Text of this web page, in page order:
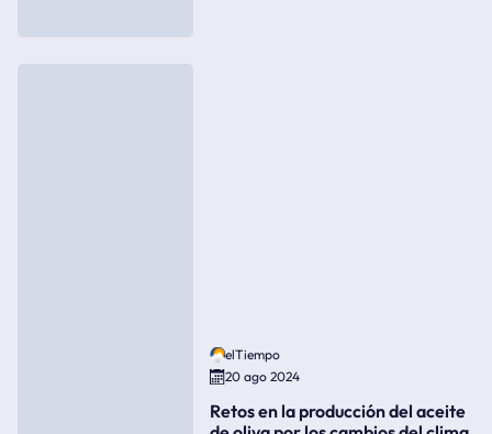
elTiempo
20 ago 2024
Retos en la producción del aceite